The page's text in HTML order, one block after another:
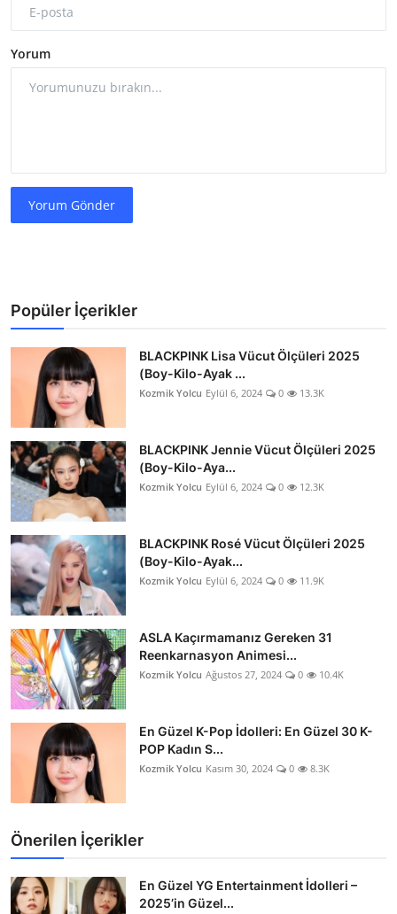
Yorum
Yorum Gönder
Popüler İçerikler
BLACKPINK Lisa Vücut Ölçüleri 2025
(Boy-Kilo-Ayak ...
Kozmik Yolcu Eylül 6, 2024 0 13.3K
BLACKPINK Jennie Vücut Ölçüleri 2025
(Boy-Kilo-Aya...
Kozmik Yolcu Eylül 6, 2024 0 12.3K
BLACKPINK Rosé Vücut Ölçüleri 2025
(Boy-Kilo-Ayak...
Kozmik Yolcu Eylül 6, 2024 0 11.9K
ASLA Kaçırmamanız Gereken 31
Reenkarnasyon Animesi...
Kozmik Yolcu Ağustos 27, 2024 0 10.4K
En Güzel K-Pop İdolleri: En Güzel 30 K-
POP Kadın S...
Kozmik Yolcu Kasım 30, 2024 0 8.3K
Önerilen İçerikler
En Güzel YG Entertainment İdolleri –
2025’in Güzel...